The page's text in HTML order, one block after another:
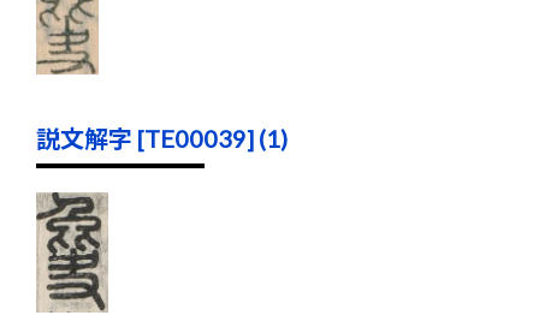
説文解字 [TE00039] (1)